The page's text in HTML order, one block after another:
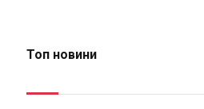
Топ новини